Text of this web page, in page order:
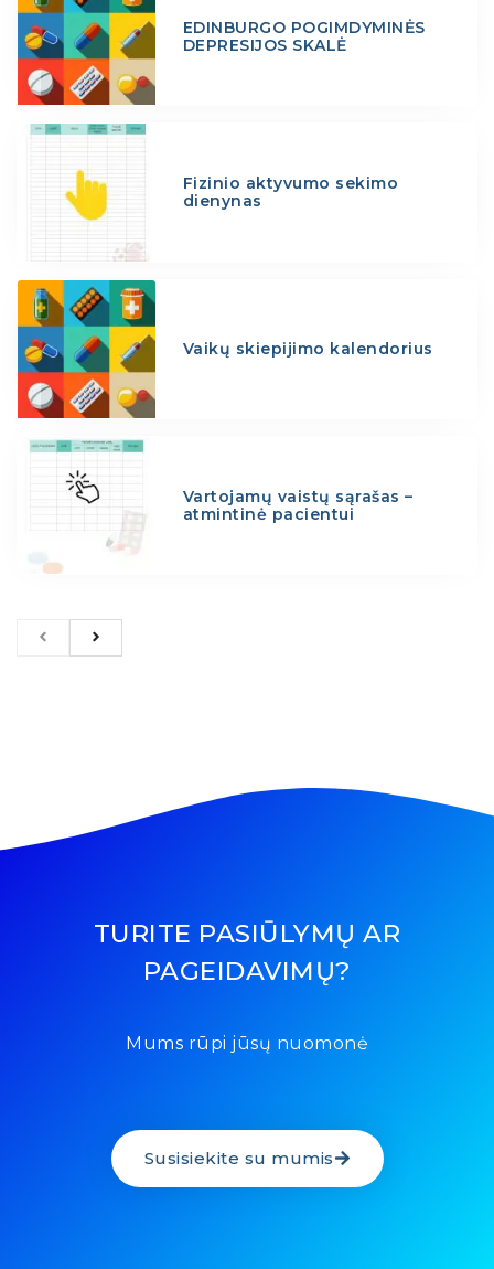
EDINBURGO POGIMDYMINĖS
DEPRESIJOS SKALĖ
Fizinio aktyvumo sekimo
dienynas
Vaikų skiepijimo kalendorius
Vartojamų vaistų sąrašas –
atmintinė pacientui
TURITE PASIŪLYMŲ AR
PAGEIDAVIMŲ?
Mums rūpi jūsų nuomonė
Susisiekite su mumis